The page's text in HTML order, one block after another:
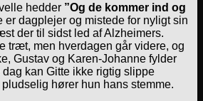
hedder ”Og de kommer ind og
er dagplejer og mistede for nyligt sin
der til sidst led af Alzheimers.
træt, men hverdagen går videre, og
Gustav og Karen-Johanne fylder
kan Gitte ikke rigtig slippe
hører hun hans stemme.